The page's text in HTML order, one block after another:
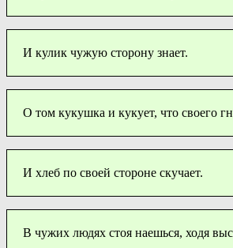
И кулик чужую сторону знает.
О том кукушка и кукует, что своего
И хлеб по своей стороне скучает.
В чужих людях стоя наешься, ходя